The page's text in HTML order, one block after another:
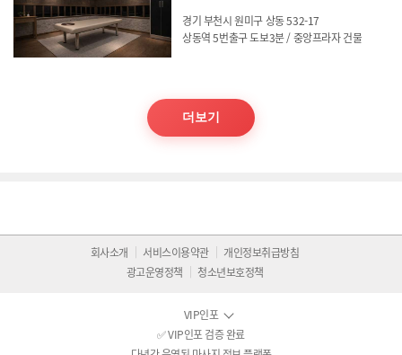
경기 부천시 원미구 상동 532-17
상동역 5번출구 도보3분 / 중앙프라자 건물
더보기
회사소개 서비스이용약관
개인정보취급방침
광고운영정책
청소년보호정책
VIP인포
✅ VIP인포 검증 완료